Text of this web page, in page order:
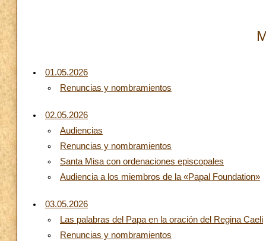
01.05.2026
Renuncias y nombramientos
02.05.2026
Audiencias
Renuncias y nombramientos
Santa Misa con ordenaciones episcopales
Audiencia a los miembros de la «Papal Foundation»
03.05.2026
Las palabras del Papa en la oración del Regina Caeli
Renuncias y nombramientos